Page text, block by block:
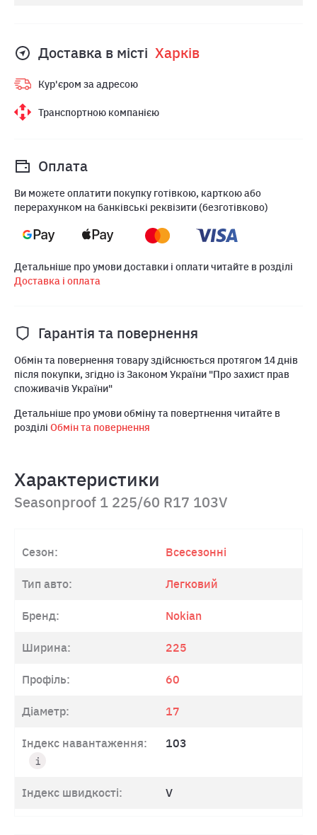
Доставка в місті Харкiв
Кур'єром за адресою
Транспортною компанією
Оплата
Ви можете оплатити покупку готівкою, карткою або
перерахунком на банківські реквізити (безготівково)
Детальніше про умови доставки і оплати читайте в розділі
Доставка і оплата
Гарантія та повернення
Обмін та повернення товару здійснюється протягом 14 днів
після покупки, згідно із Законом України "Про захист прав
споживачів України"
Детальніше про умови обміну та повертнення читайте в
розділі Обмін та повернення
Характеристики
Seasonproof 1 225/60 R17 103V
Сезон: Всесезонні
Тип авто: Легковий
Бренд: Nokian
Ширина: 225
Профіль: 60
Діаметр: 17
Індекс навантаження: 103
Індекс швидкості: V